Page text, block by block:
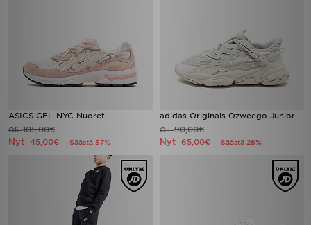
ASICS GEL-NYC Nuoret
Oli105,00€
Nyt 45,00€ Säästä 57%
adidas Originals Ozweego Junior
Oli90,00€
Nyt 65,00€ Säästä 28%